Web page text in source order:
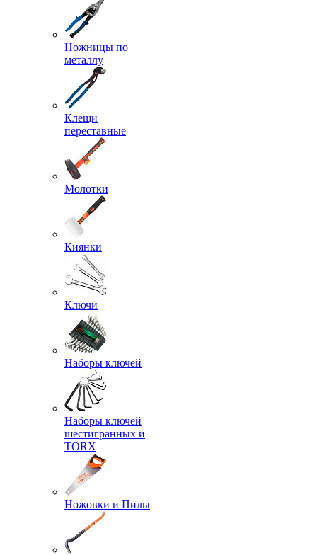
Ножницы по
металлу
Клещи
переставные
Молотки
Киянки
Ключи
Наборы ключей
Наборы ключей
шестигранных и
TORX
Ножовки и Пилы